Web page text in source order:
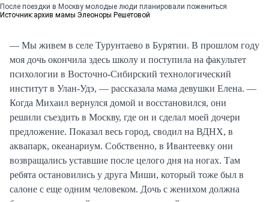
После поездки в Москву молодые люди планировали пожениться
Источник:архив мамы Элеоноры Решетовой
— Мы живем в селе Турунтаево в Бурятии. В прошлом году
моя дочь окончила здесь школу и поступила на факультет
психологии в Восточно-Сибирский технологический
институт в Улан-Удэ, — рассказала мама девушки Елена. —
Когда Михаил вернулся домой и восстановился, они
решили съездить в Москву, где он и сделал моей дочери
предложение. Показал весь город, сводил на ВДНХ, в
аквапарк, океанариум. Собственно, в Ивантеевку они
возвращались уставшие после целого дня на ногах. Там
ребята остановились у друга Миши, который тоже был в
салоне с еще одним человеком. Дочь с женихом должна